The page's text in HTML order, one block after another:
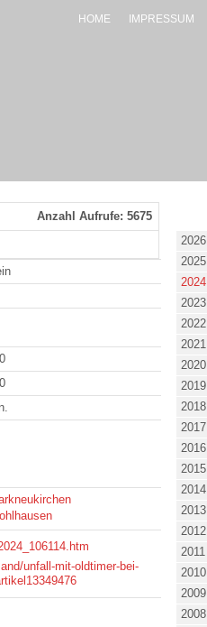
HOME IMPRESSUM
Anzahl Aufrufe: 5675
2026
2025
2024
2023
2022
2021
2020
2019
2018
2017
2016
2015
2014
2013
2012
2011
2010
2009
2008